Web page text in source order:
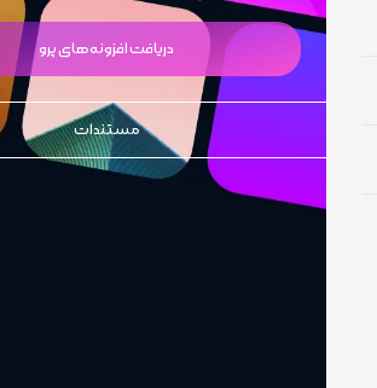
دریافت افزونه‌های پرو
مستندات